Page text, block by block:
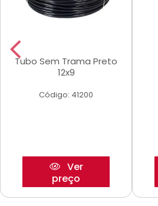
Tubo Sem Trama Preto
12x9
Código: 41200
Ver
preço